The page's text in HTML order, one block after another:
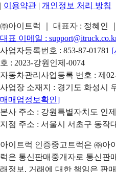
| 이용약관 | 개인정보 처리 방침
㈜아이트럭 ｜ 대표자 : 정혜인
대표 이메일 :
사업자등록번호 : 853-87-01781 [
호 : 2023-강원인제-0074
자동차관리사업등록 번호 : 제
사업장 소재지 : 경기도 화성시
매매업정보확인]
본사 주소 : 강원특별자치도 인
지점 주소 : 서울시 서초구 동작
아이트럭 인증중고트럭은 ㈜아
럭은 통신판매중개자로 통신판
래정보, 거래에 대한 책임은 판